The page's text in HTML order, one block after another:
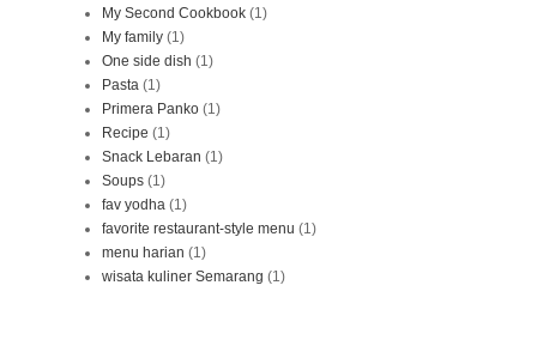
My Second Cookbook (1)
My family (1)
One side dish (1)
Pasta (1)
Primera Panko (1)
Recipe (1)
Snack Lebaran (1)
Soups (1)
fav yodha (1)
favorite restaurant-style menu (1)
menu harian (1)
wisata kuliner Semarang (1)